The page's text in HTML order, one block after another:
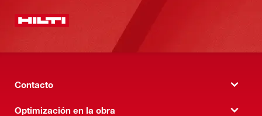
Contacto
Optimización en la obra